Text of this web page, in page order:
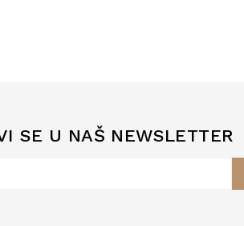
SE U NAŠ NEWSLETTER